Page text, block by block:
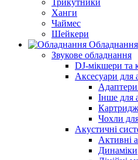
Трикутники
Ханги
Чаймес
Шейкери
Обладнання
Звукове обладнання
DJ-мікшери та
Аксесуари для
Адаптери
Інше для
Чохли
Акустичні
Активні
Динаміки